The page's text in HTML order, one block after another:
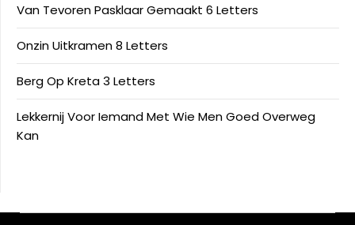
Van Tevoren Pasklaar Gemaakt 6 Letters
Onzin Uitkramen 8 Letters
Berg Op Kreta 3 Letters
Lekkernij Voor Iemand Met Wie Men Goed Overweg
Kan